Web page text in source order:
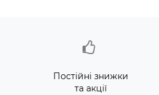
Постійні знижки
та акції